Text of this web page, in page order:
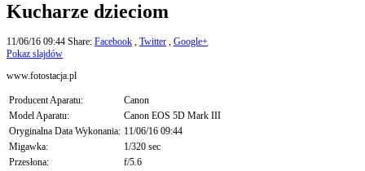
Kucharze dzieciom
11/06/16 09:44 Share: Facebook , Twitter , Google+
Pokaz slajdów
www.fotostacja.pl
Producent Aparatu:
Canon
Model Aparatu:
Canon EOS 5D Mark III
Oryginalna Data Wykonania: 11/06/16 09:44
Migawka:
1/320 sec
Przesłona:
f/5.6